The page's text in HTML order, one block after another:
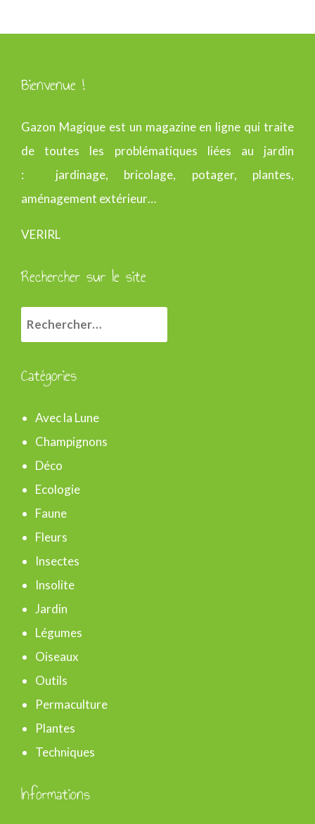
Bienvenue !
Gazon Magique est un magazine en ligne qui traite
de toutes les problématiques liées au jardin
: jardinage, bricolage, potager, plantes,
aménagement extérieur…
VERIRL
Rechercher sur le site
R
e
e
r
c
h
e
r
:
Catégories
Avec la Lune
Champignons
Déco
Ecologie
Faune
Fleurs
Insectes
Insolite
Jardin
Légumes
Oiseaux
Outils
Permaculture
Plantes
Techniques
Informations